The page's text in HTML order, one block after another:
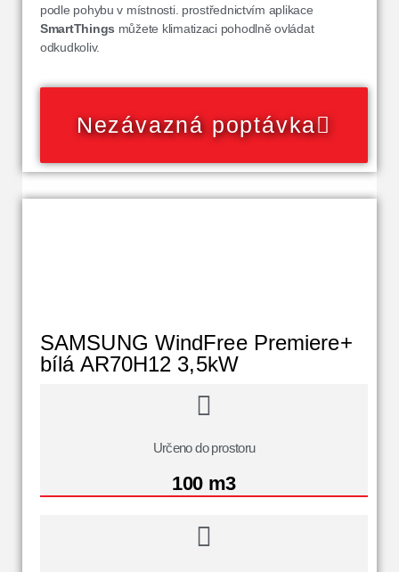
podle pohybu v místnosti. prostřednictvím aplikace
SmartThings můžete klimatizaci pohodlně ovládat
odkudkoliv.
Nezávazná poptávka
SAMSUNG WindFree Premiere+
bílá AR70H12 3,5kW
Určeno do prostoru
100 m3